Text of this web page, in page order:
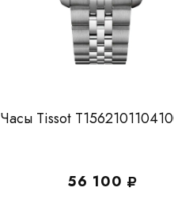
Часы Tissot
56 100